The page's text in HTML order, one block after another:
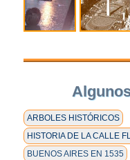
ARBOLES HISTÓRICOS
HISTORIA DE LA CALLE
BUENOS AIRES EN 1535